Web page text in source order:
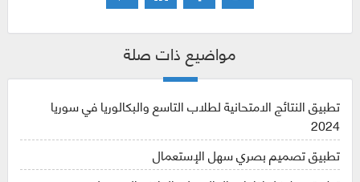
مواضيع ذات صلة
تطبيق النتائج الامتحانية لطلاب التاسع والبكالوريا في سوريا
2024
تطبيق تصميم بصري سهل الإستعمال